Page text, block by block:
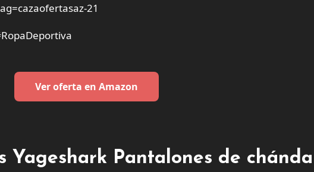
21
Ver oferta en Amazon
Yageshark Pantalones de